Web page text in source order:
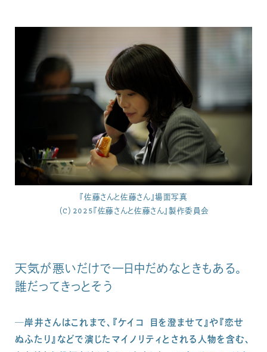
『佐藤さんと佐藤さん』場面写真
（C）2025『佐藤さんと佐藤さん』製作委員会
天気が悪いだけで一日中だめなときもある。
誰だってきっとそう
─岸井さんはこれまで、『ケイコ 目を澄ませて』や『恋せ
ぬふたり』などで演じたマイノリティとされる人物を含む、